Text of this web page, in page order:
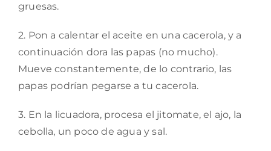
gruesas.
2. Pon a calentar el aceite en una cacerola, y a
continuación dora las papas (no mucho).
Mueve constantemente, de lo contrario, las
papas podrían pegarse a tu cacerola.
3. En la licuadora, procesa el jitomate, el ajo, la
cebolla, un poco de agua y sal.